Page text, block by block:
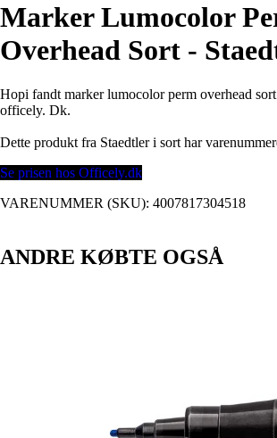
Marker Lumocolor
Overhead Sort -
Hopi fandt marker lumocolor perm overhead
officely. Dk.
Dette produkt fra Staedtler i sort har
Se prisen hos Officely.dk
VARENUMMER (SKU): 4007817304518
ANDRE KØBTE OGSÅ